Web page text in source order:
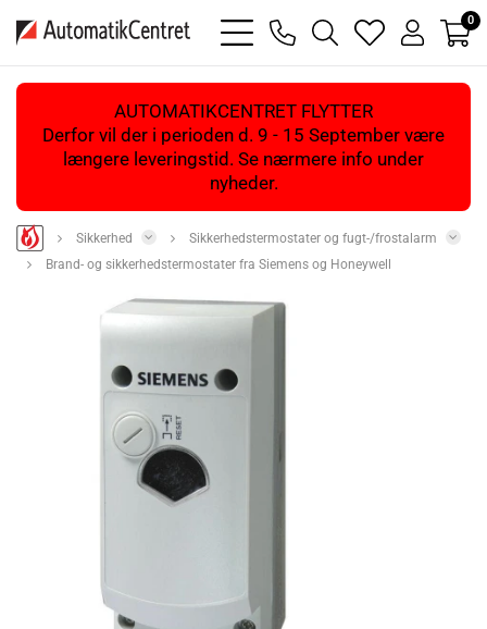
bars
light
phone
magnifying
glass
heart
light
user
light
0
AUTOMATIKCENTRET FLYTTER
Derfor vil der i perioden d. 9 - 15 September være
længere leveringstid. Se nærmere info under
nyheder.
Sikkerhed
Sikkerhedstermostater og fugt-/frostalarm
Brand- og sikkerhedstermostater fra Siemens og Honeywell